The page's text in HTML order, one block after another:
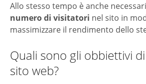
Allo stesso tempo è anche
numero di visitatori nel sito in
massimizzare il rendimento dello
Quali sono gli obbiettivi
sito web?